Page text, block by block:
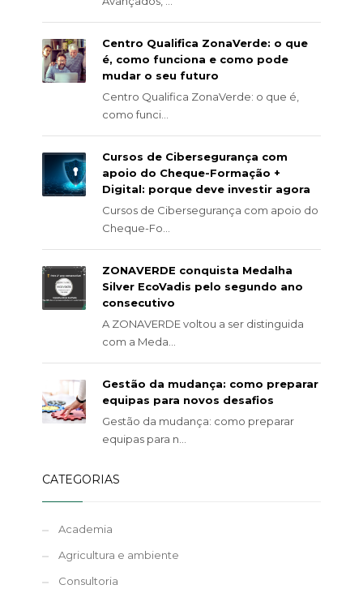
Centro Qualifica ZonaVerde: o que
é, como funciona e como pode
mudar o seu futuro
Centro Qualifica ZonaVerde: o que é,
como funci...
Cursos de Cibersegurança com
apoio do Cheque-Formação +
Digital: porque deve investir agora
Cursos de Cibersegurança com apoio do
Cheque-Fo...
ZONAVERDE conquista Medalha
Silver EcoVadis pelo segundo ano
consecutivo
A ZONAVERDE voltou a ser distinguida
com a Meda...
Gestão da mudança: como preparar
equipas para novos desafios
Gestão da mudança: como preparar
equipas para n...
CATEGORIAS
Academia
Agricultura e ambiente
Consultoria